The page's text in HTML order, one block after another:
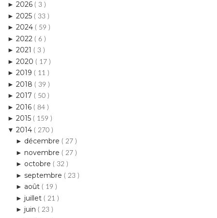
► 2022 ( 6 )
► 2021 ( 3 )
► 2020( 17 )
► 2019 ( 11 )
► 2018( 39 )
► 2017 ( 50 )
► 2016 ( 84 )
► 2015 ( 159 )
▼ 2014 ( 270 )
►décembre
►novembre
►octobre( 32 )
► septembre ( 23 )
► août( 19 )
► juillet( 21 )
► juin( 23 )
► mai( 22 )
▼avril( 22 )
*La Beauty Forever d'Avril : au top de la beauté !